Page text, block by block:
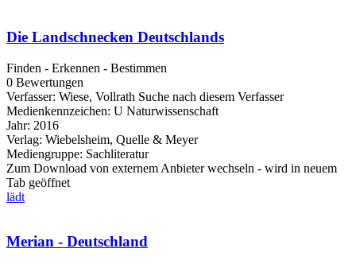
Die Landschnecken Deutschlands
Finden - Erkennen - Bestimmen
0 Bewertungen
Verfasser: Wiese, Vollrath Suche nach diesem Verfasser
Medienkennzeichen: U Naturwissenschaft
Jahr: 2016
Verlag: Wiebelsheim, Quelle & Meyer
Mediengruppe: Sachliteratur
Zum Download von externem Anbieter wechseln - wird in neuem
Tab geöffnet
lädt
Merian - Deutschland